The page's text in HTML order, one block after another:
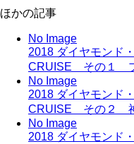
ほかの記事
No Image
2018 ダイヤモンド
CRUISE その１
No Image
2018 ダイヤモンド
CRUISE その２
No Image
2018 ダイヤモンド